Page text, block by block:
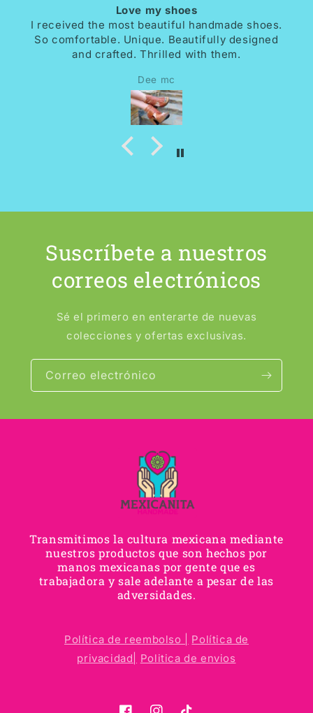
Love my shoes
I received the most beautiful handmade shoes.
So comfortable. Unique. Beautifully designed
and crafted. Thrilled with them.
Dee mc
Suscríbete a nuestros
correos electrónicos
Sé el primero en enterarte de nuevas
colecciones y ofertas exclusivas.
Correo electrónico
Transmitimos la cultura mexicana mediante
nuestros productos que son hechos por
manos mexicanas por gente que es
trabajadora y sale adelante a pesar de las
adversidades.
Política de reembolso |
Política de
privacidad|
Politica de envios